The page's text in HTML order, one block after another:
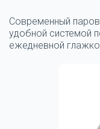
Современный
удобной системой
ежедневной